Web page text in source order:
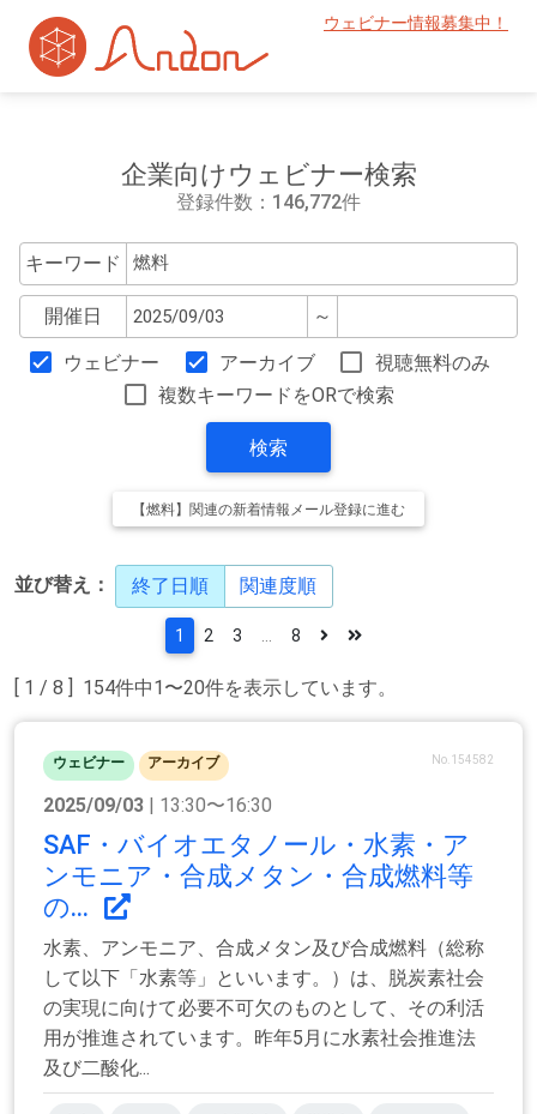
ウェビナー情報募集中！
企業向けウェビナー検索
登録件数：146,772件
キーワード
開催日 ～
ウェビナー アーカイブ
視聴無料のみ
複数キーワードをORで検索
検索
【燃料】関連の新着情報メール登録に進む
並び替え： 終了日順 関連度順
[ 1 / 8 ] 154件中1〜20件を表示しています。
1 2 3 8
ウェビナー アーカイブ No.154582
2025/09/03 | 13:30〜16:30
SAF・バイオエタノール・水素・ア
ンモニア・合成メタン・合成燃料等
の...
水素、アンモニア、合成メタン及び合成燃料（総称
して以下「水素等」といいます。）は、脱炭素社会
の実現に向けて必要不可欠のものとして、その利活
用が推進されています。昨年5月に水素社会推進法
及び二酸化...